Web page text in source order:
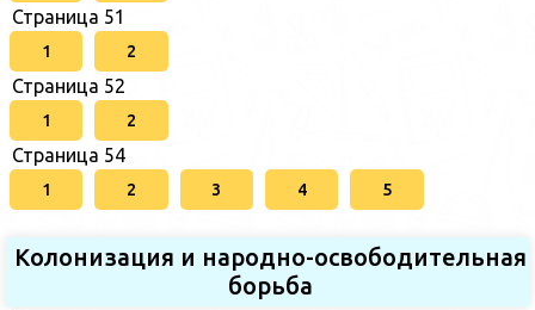
Страница 51
1 2
Страница 52
1 2
Страница 54
1 2 3 4 5
Колонизация и народно-освободительная
борьба